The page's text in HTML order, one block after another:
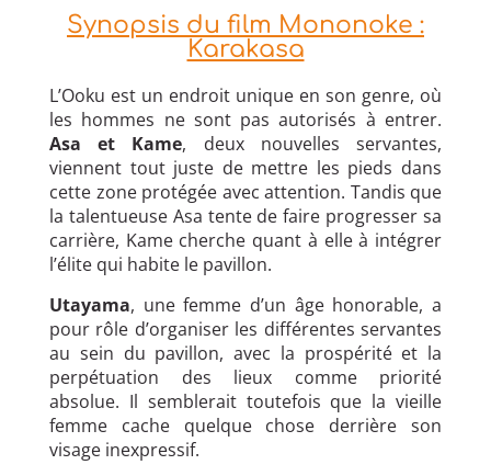
Synopsis du film Mononoke :
Karakasa
L’Ooku est un endroit unique en son genre, où
les hommes ne sont pas autorisés à entrer.
Asa et Kame, deux nouvelles servantes,
viennent tout juste de mettre les pieds dans
cette zone protégée avec attention. Tandis que
la talentueuse Asa tente de faire progresser sa
carrière, Kame cherche quant à elle à intégrer
l’élite qui habite le pavillon.
Utayama, une femme d’un âge honorable, a
pour rôle d’organiser les différentes servantes
au sein du pavillon, avec la prospérité et la
perpétuation des lieux comme priorité
absolue. Il semblerait toutefois que la vieille
femme cache quelque chose derrière son
visage inexpressif.